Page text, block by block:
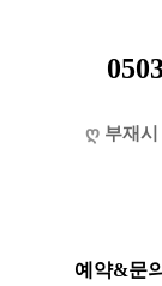
ღ 부재시
예약&문